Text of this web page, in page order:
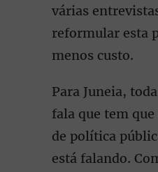
várias
reformular esta
menos custo.
Para Juneia,
fala que tem
de política
está falando.